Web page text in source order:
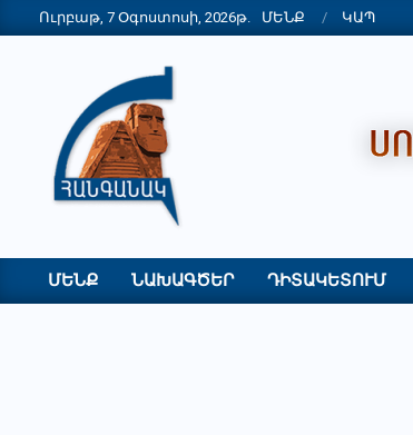
to
Ուրբաթ, 7 Օգոստոսի, 2026թ. ՄԵՆՔ ԿԱՊ
"ՀԱՆԳԱՆԱԿ"
ՀԿ
ՄԵՆՔ ՆԱԽԱԳԾԵՐ ԴԻՏԱԿԵՏՈՒՄ